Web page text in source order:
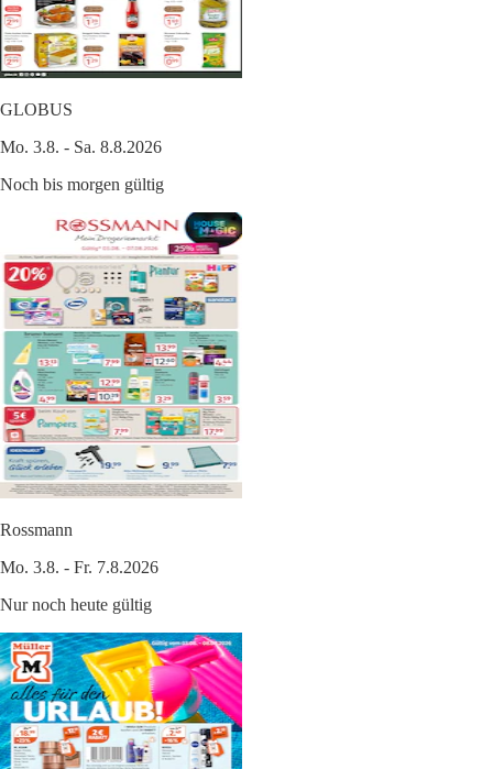
GLOBUS
Mo. 3.8. - Sa. 8.8.2026
Noch bis morgen gültig
Rossmann
Mo. 3.8. - Fr. 7.8.2026
Nur noch heute gültig